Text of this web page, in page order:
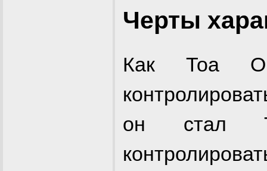
Черты
Как Тоа
он стал